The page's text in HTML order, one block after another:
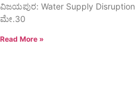
ವಿಜಯಪುರ: Water Supply
ಮೇ.30
Read More »